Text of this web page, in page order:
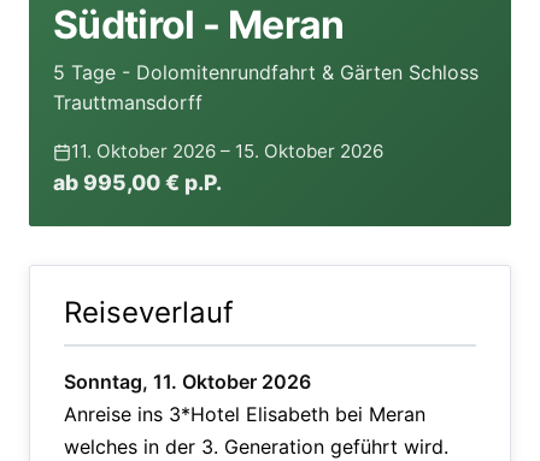
Südtirol - Meran
5 Tage - Dolomitenrundfahrt & Gärten Schloss
Trauttmansdorff
11. Oktober 2026 – 15. Oktober 2026
ab 995,00 € p.P.
Reiseverlauf
Sonntag, 11. Oktober 2026
Anreise ins 3*Hotel Elisabeth bei Meran
welches in der 3. Generation geführt wird.